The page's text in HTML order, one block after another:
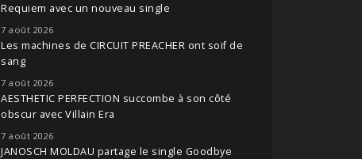
Requiem avec un nouveau single
7 août 2026
Les machines de CIRCUIT PREACHER ont soif de
sang
7 août 2026
AESTHETIC PERFECTION succombe à son côté
obscur avec Villain Era
7 août 2026
JANOSCH MOLDAU partage le single Goodbye